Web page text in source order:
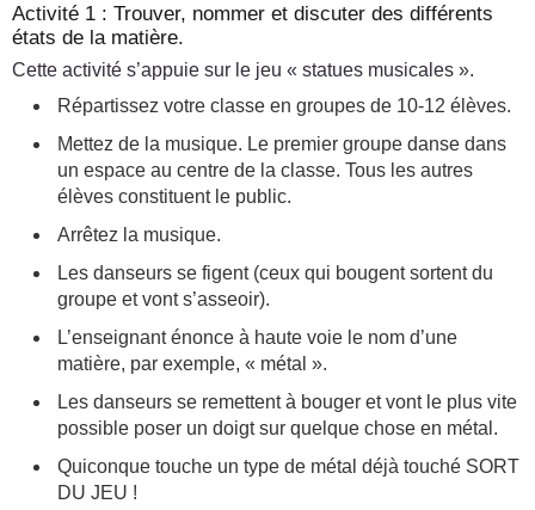
Activité 1 : Trouver, nommer et discuter des différents
états de la matière.
Cette activité s’appuie sur le jeu « statues musicales ».
Répartissez votre classe en groupes de 10-12 élèves.
Mettez de la musique. Le premier groupe danse dans
un espace au centre de la classe. Tous les autres
élèves constituent le public.
Arrêtez la musique.
Les danseurs se figent (ceux qui bougent sortent du
groupe et vont s’asseoir).
L’enseignant énonce à haute voie le nom d’une
matière, par exemple, « métal ».
Les danseurs se remettent à bouger et vont le plus vite
possible poser un doigt sur quelque chose en métal.
Quiconque touche un type de métal déjà touché SORT
DU JEU !